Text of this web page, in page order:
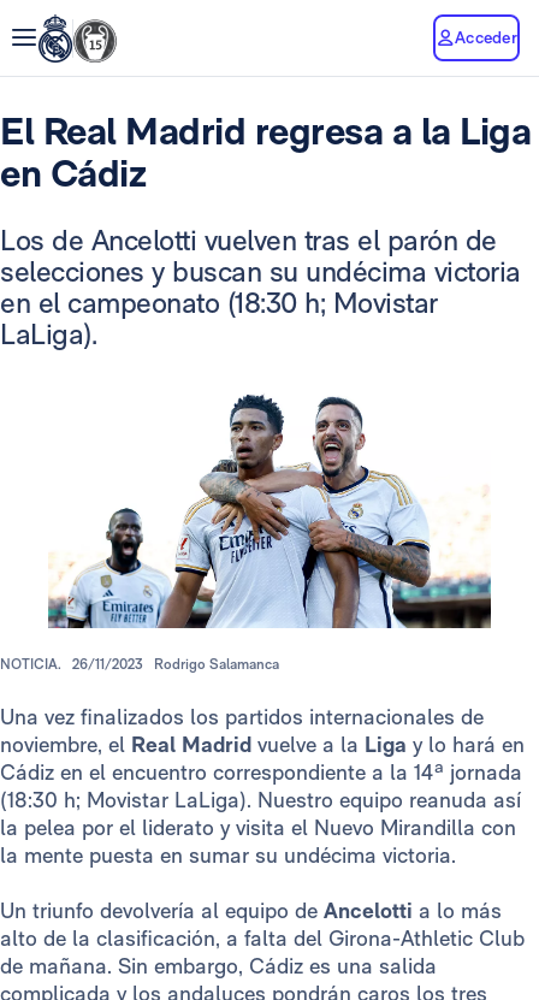
Acceder
El Real Madrid regresa a la Liga
en Cádiz
Los de Ancelotti vuelven tras el parón de
selecciones y buscan su undécima victoria
en el campeonato (18:30 h; Movistar
LaLiga).
NOTICIA. 26/11/2023 Rodrigo Salamanca
Una vez finalizados los partidos internacionales de
noviembre, el Real Madrid vuelve a la Liga y lo hará en
Cádiz en el encuentro correspondiente a la 14ª jornada
(18:30 h; Movistar LaLiga). Nuestro equipo reanuda así
la pelea por el liderato y visita el Nuevo Mirandilla con
la mente puesta en sumar su undécima victoria.
Un triunfo devolvería al equipo de Ancelotti a lo más
alto de la clasificación, a falta del Girona-Athletic Club
de mañana. Sin embargo, Cádiz es una salida
complicada y los andaluces pondrán caros los tres